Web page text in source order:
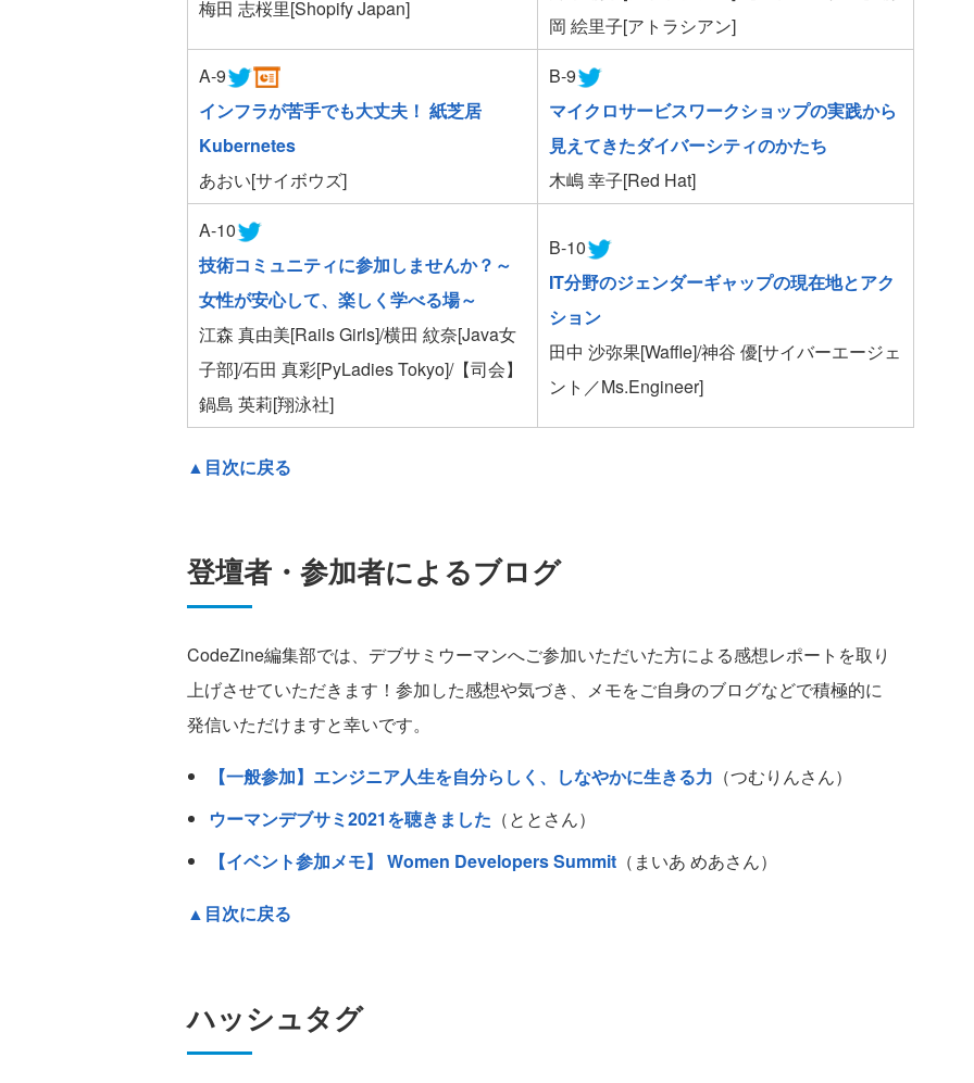
梅田 志桜里[Shopify Japan]
岡 絵里子[アトラシアン]
A-9
インフラが苦手でも大丈夫！ 紙芝居
Kubernetes
あおい[サイボウズ]
B-9
マイクロサービスワークショップの実践から
見えてきたダイバーシティのかたち
木嶋 幸子[Red Hat]
A-10
技術コミュニティに参加しませんか？～
女性が安心して、楽しく学べる場～
江森 真由美[Rails Girls]/横田 紋奈[Java女
子部]/石田 真彩[PyLadies Tokyo]/【司会】
鍋島 英莉[翔泳社]
B-10
IT分野のジェンダーギャップの現在地とアク
ション
田中 沙弥果[Waffle]/神谷 優[サイバーエージェ
ント／Ms.Engineer]
▲目次に戻る
登壇者・参加者によるブログ
CodeZine編集部では、デブサミウーマンへご参加いただいた方による感想レポートを取り
上げさせていただきます！参加した感想や気づき、メモをご自身のブログなどで積極的に
発信いただけますと幸いです。
【一般参加】エンジニア人生を自分らしく、しなやかに生きる力 （つむりんさん）
ウーマンデブサミ2021を聴きました （ととさん）
【イベント参加メモ】 Women Developers Summit （まいあ めあさん）
▲目次に戻る
ハッシュタグ